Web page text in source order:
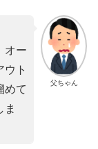
父ちゃん
オー
ウト
めて
ま